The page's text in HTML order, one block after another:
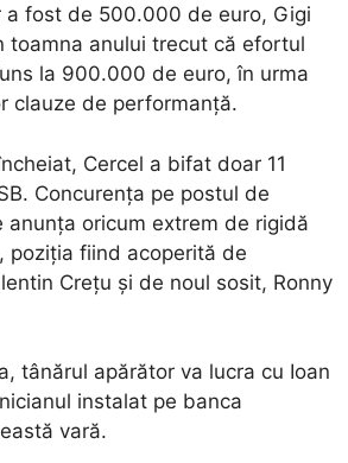
a fost de 500.000 de euro, Gigi
toamna anului trecut că efortul
la 900.000 de euro, în urma
clauze de performanță.
Cercel a bifat doar 11
Concurența pe postul de
oricum extrem de rigidă
poziția fiind acoperită de
Crețu și de noul sosit, Ronny
tânărul apărător va lucra cu Ioan
instalat pe banca
vară.